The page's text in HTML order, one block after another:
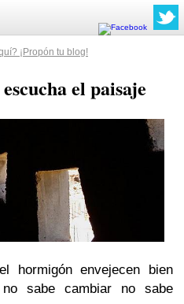
¡Propón tu blog!
el paisaje
hormigón envejecen bien
sabe cambiar no sabe